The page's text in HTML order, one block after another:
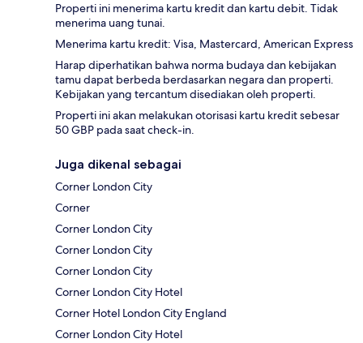
Properti ini menerima kartu kredit dan kartu debit. Tidak
menerima uang tunai.
Menerima kartu kredit: Visa, Mastercard, American Express
Harap diperhatikan bahwa norma budaya dan kebijakan
tamu dapat berbeda berdasarkan negara dan properti.
Kebijakan yang tercantum disediakan oleh properti.
Properti ini akan melakukan otorisasi kartu kredit sebesar
50 GBP pada saat check-in.
Juga dikenal sebagai
Corner London City
Corner
Corner London City
Corner London City
Corner London City
Corner London City Hotel
Corner Hotel London City England
Corner London City Hotel